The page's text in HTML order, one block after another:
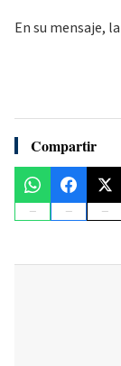
En su mensaje,
Compartir